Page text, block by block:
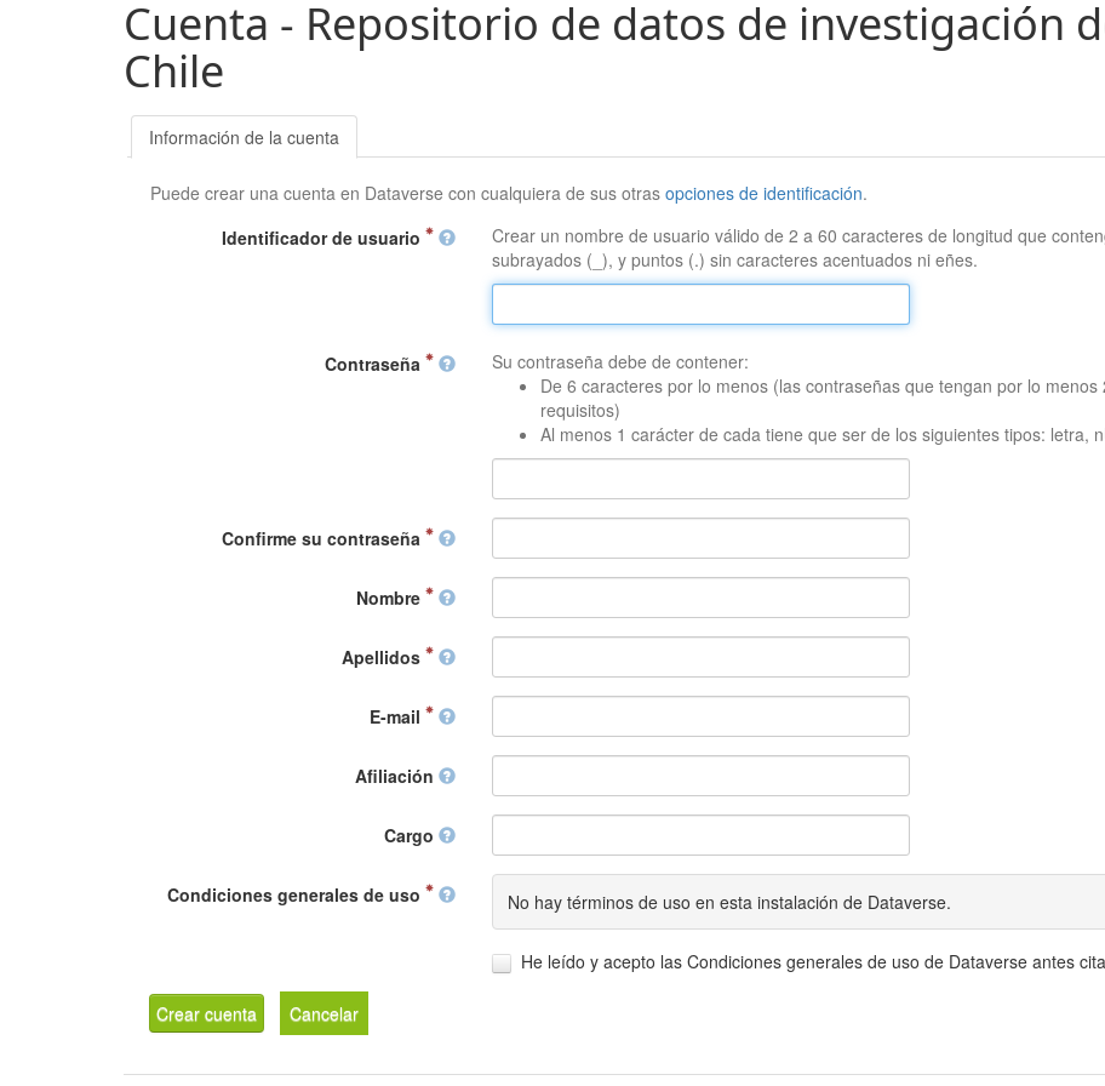
Cuenta - Repositorio de datos de investigación
Chile
Información de la cuenta
Puede crear una cuenta en Dataverse con cualquiera de sus otrasopciones de identificación.
Identificador de usuario
Crear un nombre de usuario válido de 2 a 60 caracteres de longitud que
subrayados (_), y puntos (.) sin caracteres acentuados ni eñes.
Contraseña
Su contraseña debe de contener:
De 6 caracteres por lo menos (las contraseñas que tengan por lo
requisitos)
Al menos 1 carácter de cada tiene que ser de los siguientes tipos: letra,
Confirme su contraseña
Nombre
Apellidos
E-mail
Afiliación
Cargo
Condiciones generales de uso No hay términos de uso en esta instalación de Dataverse.
He leído y acepto las Condiciones generales de uso de Dataverse antes
Crear cuenta Cancelar